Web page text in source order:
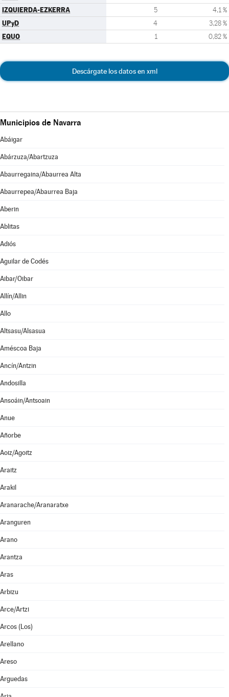
IZQUIERDA-EZKERRA 5 4,1 %
UPyD 4 3,28 %
EQUO 1 0,82 %
Descárgate los datos en xml
Municipios de Navarra
Abáigar
Abárzuza/Abartzuza
Abaurregaina/Abaurrea Alta
Abaurrepea/Abaurrea Baja
Aberin
Ablitas
Adiós
Aguilar de Codés
Aibar/Oibar
Allín/Allin
Allo
Altsasu/Alsasua
Améscoa Baja
Ancín/Antzin
Andosilla
Ansoáin/Antsoain
Anue
Añorbe
Aoiz/Agoitz
Araitz
Arakil
Aranarache/Aranaratxe
Aranguren
Arano
Arantza
Aras
Arbizu
Arce/Artzi
Arcos (Los)
Arellano
Areso
Arguedas